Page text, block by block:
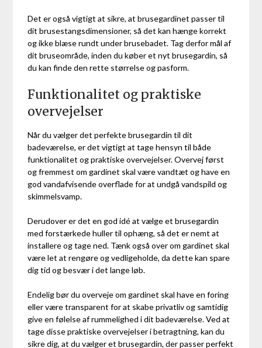
Det er også vigtigt at sikre, at brusegardinet passer til
dit brusestangsdimensioner, så det kan hænge korrekt
og ikke blæse rundt under brusebadet. Tag derfor mål af
dit bruseområde, inden du køber et nyt brusegardin, så
du kan finde den rette størrelse og pasform.
Funktionalitet og praktiske
overvejelser
Når du vælger det perfekte brusegardin til dit
badeværelse, er det vigtigt at tage hensyn til både
funktionalitet og praktiske overvejelser. Overvej først
og fremmest om gardinet skal være vandtæt og have en
god vandafvisende overflade for at undgå vandspild og
skimmelsvamp.
Derudover er det en god idé at vælge et brusegardin
med forstærkede huller til ophæng, så det er nemt at
installere og tage ned. Tænk også over om gardinet skal
være let at rengøre og vedligeholde, da dette kan spare
dig tid og besvær i det lange løb.
Endelig bør du overveje om gardinet skal have en foring
eller være transparent for at skabe privatliv og samtidig
give en følelse af rummelighed i dit badeværelse. Ved at
tage disse praktiske overvejelser i betragtning, kan du
sikre dig, at du vælger et brusegardin, der passer perfekt